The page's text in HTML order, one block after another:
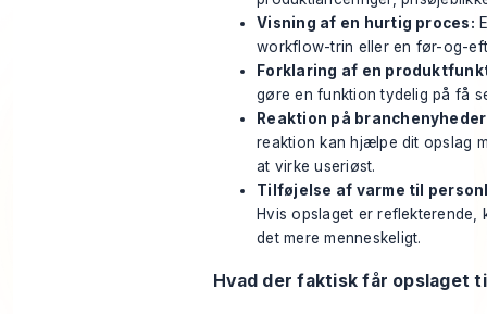
Visning af en hurtig proces:
workflow-trin eller en før-og-
Forklaring af en
gøre en funktion tydelig på få
Reaktion på
reaktion kan hjælpe dit opslag
at virke useriøst.
Tilføjelse af varme til
Hvis opslaget er reflekterende,
det mere menneskeligt.
Hvad der faktisk får opslaget